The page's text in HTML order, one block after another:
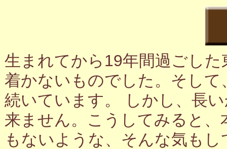
生まれてから19年間過ごし
着かないものでした。そし
続いています。 しかし、長
来ません。こうしてみると
もないような、そんな気も